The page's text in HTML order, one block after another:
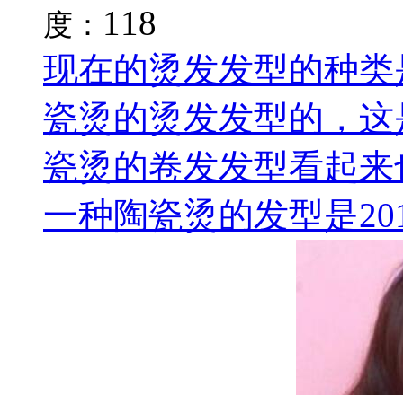
度： 118
现在的烫发发型的种
瓷烫的烫发发型的，
瓷烫的卷发发型看起
一种陶瓷烫的发型是